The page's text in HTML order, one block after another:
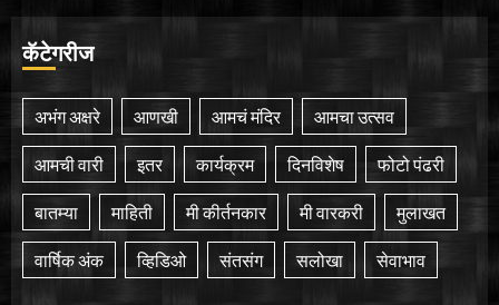
कॅटेगरीज
अभंग अक्षरे आणखी आमचं मंदिर आमचा उत्सव
आमची वारी इतर कार्यक्रम दिनविशेष फोटो पंढरी
बातम्या माहिती मी कीर्तनकार मी वारकरी मुलाखत
वार्षिक अंक व्हिडिओ संतसंग सलोखा सेवाभाव